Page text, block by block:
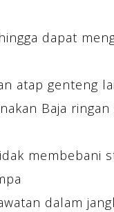
dapat
atap genteng
Baja ringan
membebani
dalam